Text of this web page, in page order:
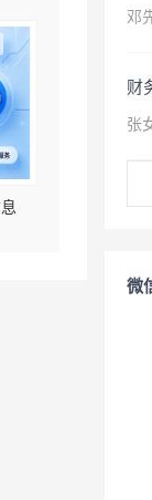
邓
财
张
微